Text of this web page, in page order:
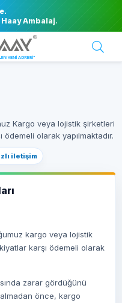
Haay Ambalaj.
Kargo veya lojistik şirketleri
ödemeli olarak yapılmaktadır.
iletişim
kargo veya lojistik
karşı ödemeli olarak
zarar gördüğünü
önce, kargo